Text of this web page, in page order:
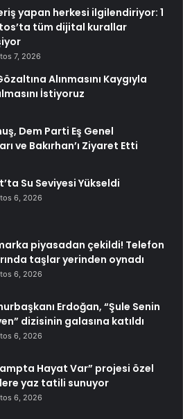
yapan herkesi ilgilendiriyor: 1
tüm dijital kurallar
7, 2026
Alınmasını Kaygıyla
İstiyoruz
Dem Parti Eş Genel
ve Bakırhan’ı Ziyaret Etti
Su Seviyesi Yükseldi
6, 2026
piyasadan çekildi! Telefon
taşlar yerinden oynadı
6, 2026
Erdoğan, “Şule Senin
dizisinin galasına katıldı
6, 2026
Hayat Var” projesi özel
yaz tatili sunuyor
6, 2026